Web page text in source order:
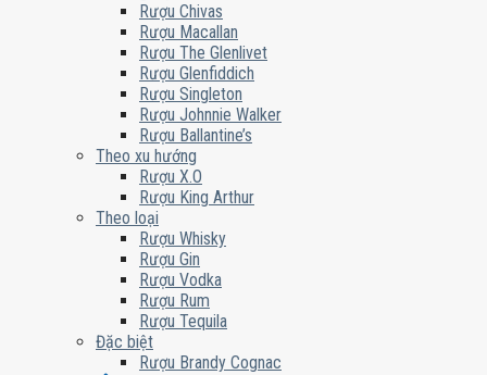
Rượu Chivas
Rượu Macallan
Rượu The Glenlivet
Rượu Glenfiddich
Rượu Singleton
Rượu Johnnie Walker
Rượu Ballantine’s
Theo xu hướng
Rượu X.O
Rượu King Arthur
Theo loại
Rượu Whisky
Rượu Gin
Rượu Vodka
Rượu Rum
Rượu Tequila
Đặc biệt
Rượu Brandy Cognac